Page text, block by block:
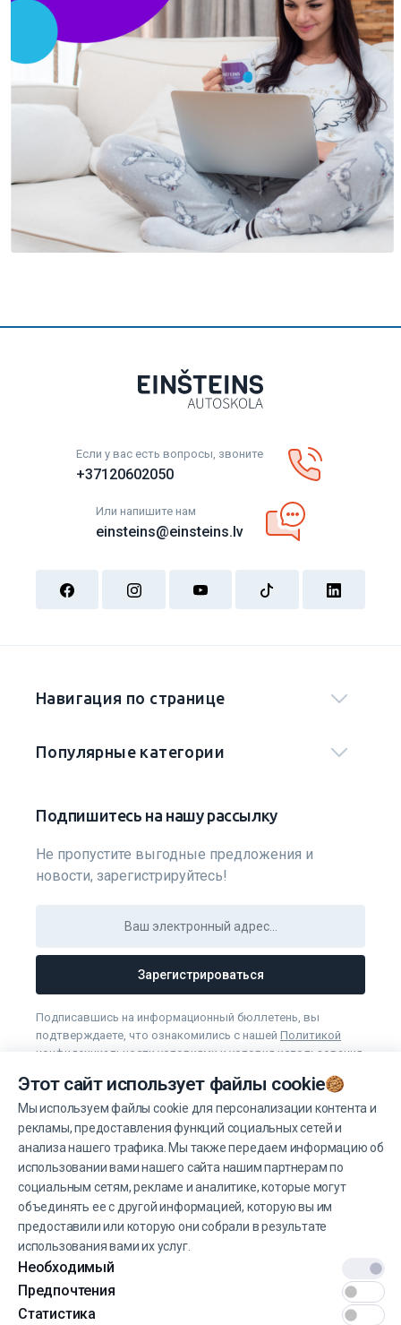
Этот сайт использует файлы cookie
Мы используем файлы cookie для персонализации контента и
рекламы, предоставления функций социальных сетей и
анализа нашего трафика. Мы также передаем информацию об
использовании вами нашего сайта нашим партнерам по
социальным сетям, рекламе и аналитике, которые могут
объединять ее с другой информацией, которую вы им
предоставили или которую они собрали в результате
использования вами их услуг.
Необходимый
Предпочтения
Статистика
Если у вас есть вопросы, звоните
+37120602050
Или напишите нам
einsteins@einsteins.lv
Навигация по странице
Популярные категории
Подпишитесь на нашу рассылку
Не пропустите выгодные предложения и
новости, зарегистрируйтесь!
Зарегистрироваться
Подписавшись на информационный бюллетень, вы
подтверждаете, что ознакомились с нашей Политикой
конфиденциальности условиями и условия использования
Вы можете отказаться от получения новостей в любое
Управление файлами cookie
© 2022 EINŠTEINS AUTOSKOLA. Все права защищены.
Условия эксплуатации